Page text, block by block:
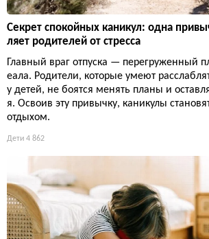
Секрет спокойных каникул: одна
ляет родителей от стресса
Главный враг отпуска — перегруженный
еала. Родители, которые умеют
у детей, не боятся менять планы и
я. Освоив эту привычку, каникулы
отдыхом.
Дети 4 862